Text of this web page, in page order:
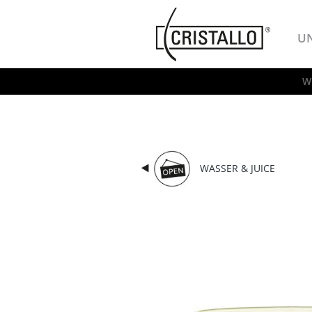
Cristallo
WASSER & JUICE